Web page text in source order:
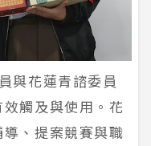
與花蓮青諮委員
觸及與使用。花
、提案競賽與職